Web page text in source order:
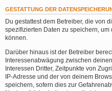
GESTATTUNG DER
Du gestattest dem Betreiber, die von
spezifizierten Daten zu speichern,
können.
Darüber hinaus ist der Betreiber
Interessenabwägung zwischen
Interessen Dritter, Zeitpunkte von
IP-Adresse und der von deinem
speichern, sofern dies zur